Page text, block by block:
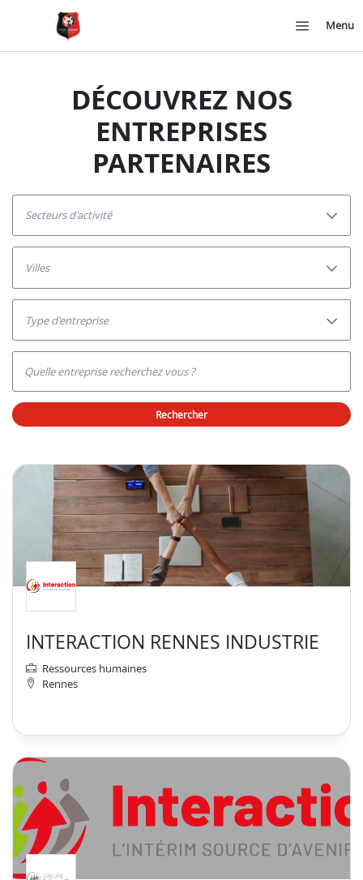
Menu
DÉCOUVREZ NOS
ENTREPRISES
PARTENAIRES
secteurs d'activité
villes
Type d'entreprise
Quelle entreprise recherchez vous ?
rechercher
INTERACTION RENNES INDUSTRIE
Ressources humaines
Rennes